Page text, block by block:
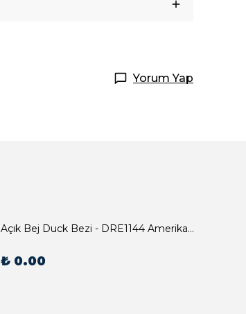
Yorum Yap
Açık Bej Duck Bezi - DRE1144 Amerikan Servis
₺ 0.00